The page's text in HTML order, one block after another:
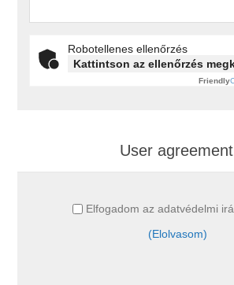
Robotellenes ellenőrzés
Kattintson az ellenőrzés
Friendly
User agreement
Elfogadom az adatvédelmi
(Elolvasom)